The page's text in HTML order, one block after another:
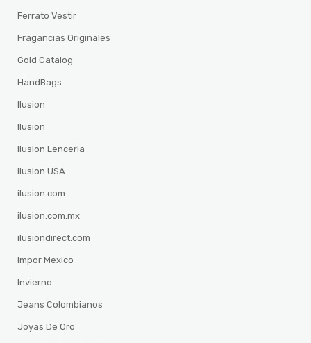
Ferrato Vestir
Fragancias Originales
Gold Catalog
HandBags
Ilusion
Ilusion
Ilusion Lenceria
Ilusion USA
ilusion.com
ilusion.com.mx
ilusiondirect.com
Impor Mexico
Invierno
Jeans Colombianos
Joyas De Oro